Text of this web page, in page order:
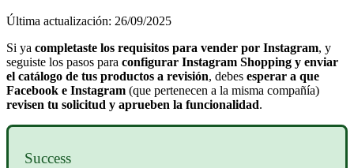
Última actualización: 26/09/2025
Si ya completaste los requisitos para vender por Instagram, y
seguiste los pasos para configurar Instagram Shopping y enviar
el catálogo de tus productos a revisión, debes esperar a que
Facebook e Instagram (que pertenecen a la misma compañía)
revisen tu solicitud y aprueben la funcionalidad.
Success